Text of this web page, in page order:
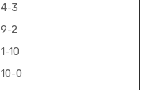
4-3
9-2
1-10
10-0